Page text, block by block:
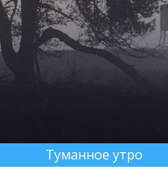
Туманное утро